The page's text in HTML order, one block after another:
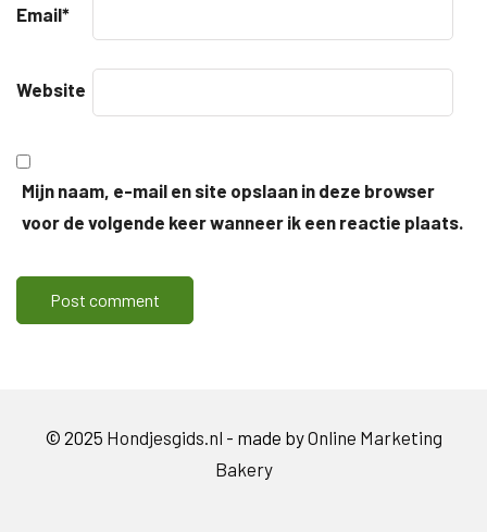
Email*
Website
Mijn naam, e-mail en site opslaan in deze browser
voor de volgende keer wanneer ik een reactie plaats.
© 2025 Hondjesgids.nl - made byOnline Marketing
Bakery